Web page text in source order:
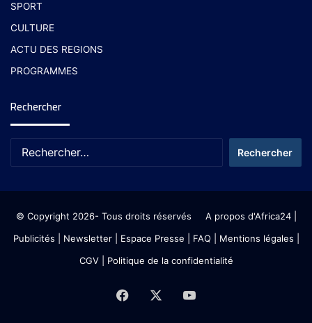
SPORT
CULTURE
ACTU DES REGIONS
PROGRAMMES
Rechercher
© Copyright 2026- Tous droits réservés A propos d'Africa24|
Publicités
Newsletter| Espace Presse | FAQ | Mentions légales
CGV| Politique de la confidentialité